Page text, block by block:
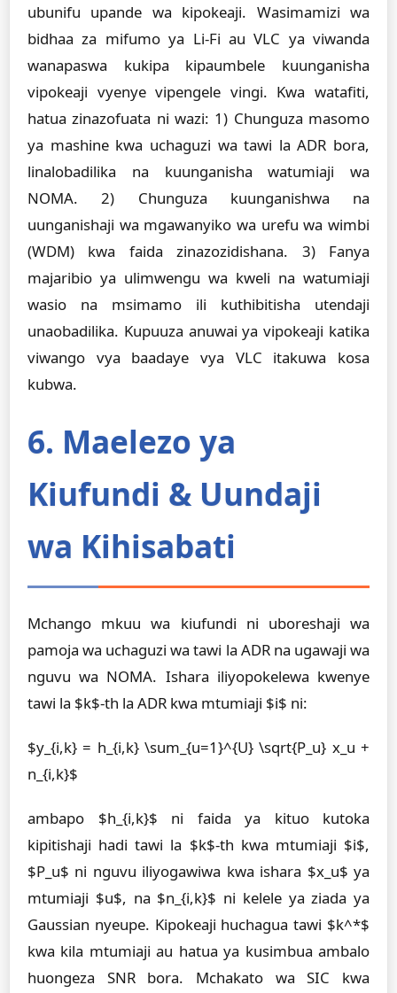
ubunifu upande wa kipokeaji. Wasimamizi wa
bidhaa za mifumo ya Li-Fi au VLC ya viwanda
wanapaswa kukipa kipaumbele kuunganisha
vipokeaji vyenye vipengele vingi. Kwa watafiti,
hatua zinazofuata ni wazi: 1) Chunguza masomo
ya mashine kwa uchaguzi wa tawi la ADR bora,
linalobadilika na kuunganisha watumiaji wa
NOMA. 2) Chunguza kuunganishwa na
uunganishaji wa mgawanyiko wa urefu wa wimbi
(WDM) kwa faida zinazozidishana. 3) Fanya
majaribio ya ulimwengu wa kweli na watumiaji
wasio na msimamo ili kuthibitisha utendaji
unaobadilika. Kupuuza anuwai ya vipokeaji katika
viwango vya baadaye vya VLC itakuwa kosa
kubwa.
6. Maelezo ya
Kiufundi & Uundaji
wa Kihisabati
Mchango mkuu wa kiufundi ni uboreshaji wa
pamoja wa uchaguzi wa tawi la ADR na ugawaji wa
nguvu wa NOMA. Ishara iliyopokelewa kwenye
tawi la $k$-th la ADR kwa mtumiaji $i$ ni:
$y_{i,k} = h_{i,k} \sum_{u=1}^{U} \sqrt{P_u} x_u +
n_{i,k}$
ambapo $h_{i,k}$ ni faida ya kituo kutoka
kipitishaji hadi tawi la $k$-th kwa mtumiaji $i$,
$P_u$ ni nguvu iliyogawiwa kwa ishara $x_u$ ya
mtumiaji $u$, na $n_{i,k}$ ni kelele ya ziada ya
Gaussian nyeupe. Kipokeaji huchagua tawi $k^*$
kwa kila mtumiaji au hatua ya kusimbua ambalo
huongeza SNR bora. Mchakato wa SIC kwa